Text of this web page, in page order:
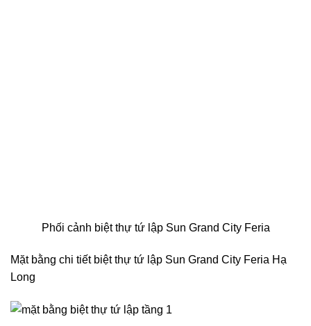
Phối cảnh biệt thự tứ lập Sun Grand City Feria
Mặt bằng chi tiết biệt thự tứ lập Sun Grand City Feria Hạ
Long